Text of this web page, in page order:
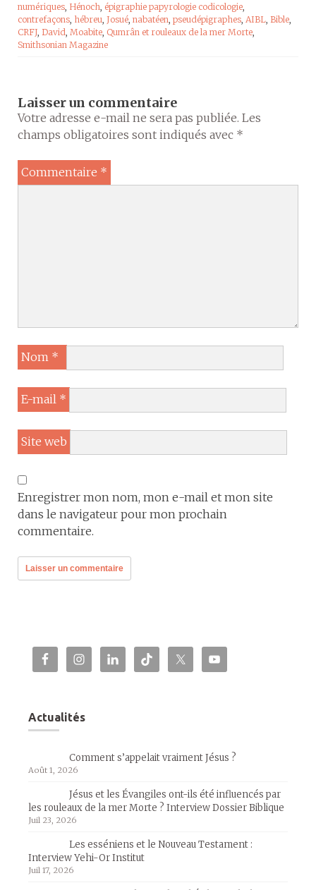
numériques, Hénoch, épigraphie papyrologie codicologie,
contrefaçons, hébreu, Josué, nabatéen, pseudépigraphes, AIBL, Bible,
CRFJ, David, Moabite, Qumrân et rouleaux de la mer Morte,
Smithsonian Magazine
Laisser un commentaire
Votre adresse e-mail ne sera pas publiée. Les
champs obligatoires sont indiqués avec *
Commentaire *
Nom *
E-mail *
Site web
Enregistrer mon nom, mon e-mail et mon site
dans le navigateur pour mon prochain
commentaire.
Actualités
Comment s’appelait vraiment Jésus ?
Août 1, 2026
Jésus et les Évangiles ont-ils été influencés par
les rouleaux de la mer Morte ? Interview Dossier Biblique
Juil 23, 2026
Les esséniens et le Nouveau Testament :
Interview Yehi-Or Institut
Juil 17, 2026